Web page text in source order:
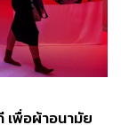
เพื่อผ้าอนามัย